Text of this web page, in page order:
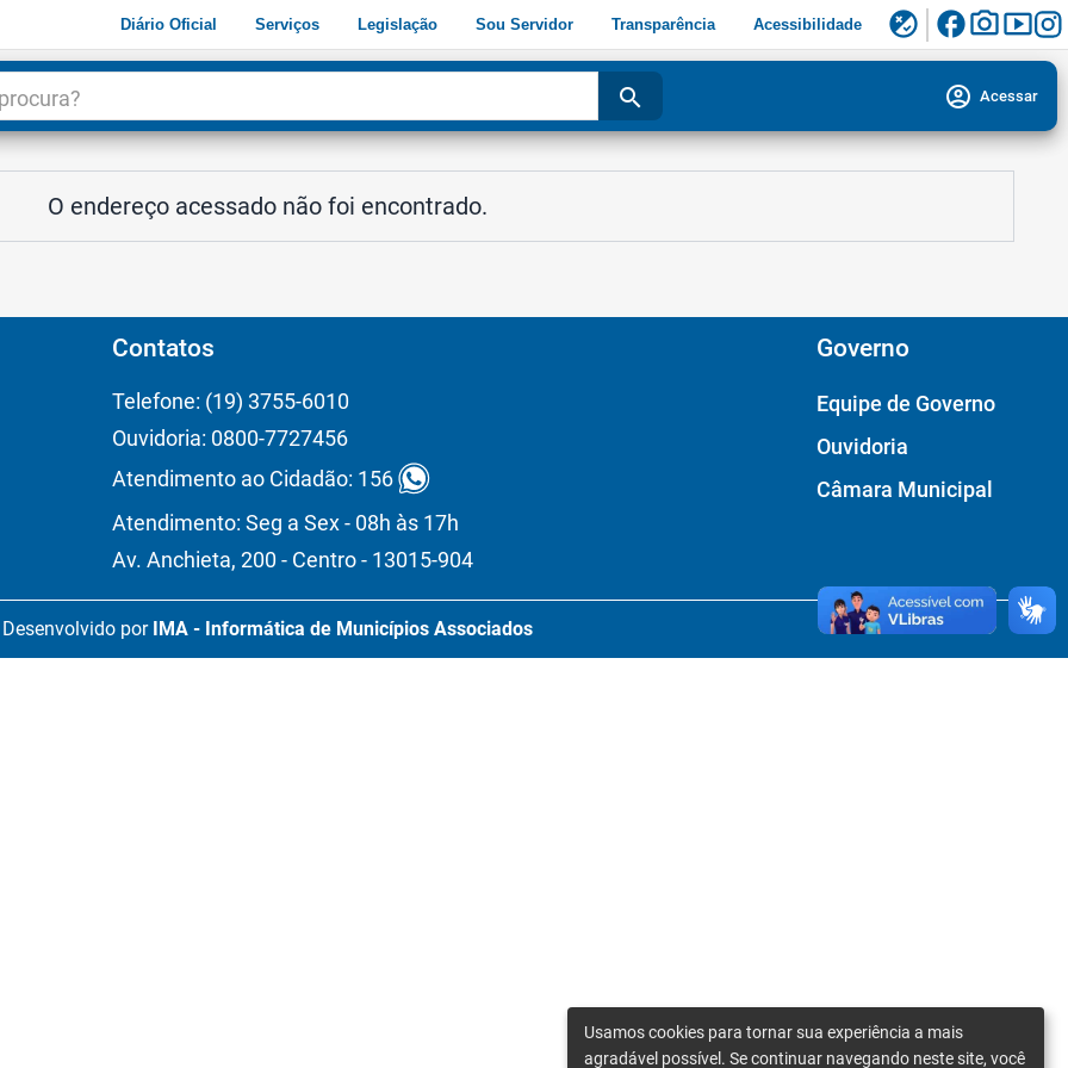
Diário Oficial Serviços Legislação Sou Servidor Transparência Acessibilidade flaky facebookphoto_camerasmart_display
search account_circle Acessar
O endereço acessado não foi encontrado.
Contatos
Telefone: (19) 3755-6010
Ouvidoria: 0800-7727456
Atendimento ao Cidadão: 156
Atendimento: Seg a Sex - 08h às 17h
Av. Anchieta, 200 - Centro - 13015-904
Governo
Equipe de Governo
Ouvidoria
Câmara Municipal
Desenvolvido por IMA - Informática de Municípios Associados
Usamos cookies para tornar sua experiência a mais
agradável possível. Se continuar navegando neste site, você